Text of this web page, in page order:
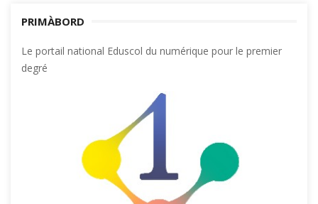
PRIMÀBORD
Le portail national Eduscol du numérique pour le premier
degré